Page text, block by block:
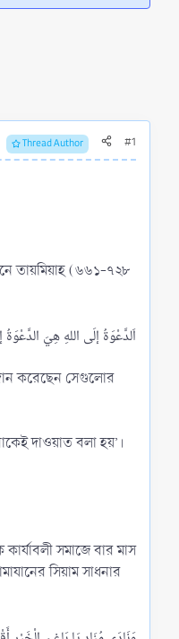
Thread Author #1
করেছেন সেগুলোর
সমাজে বার মাস
সিয়াম সাধনার